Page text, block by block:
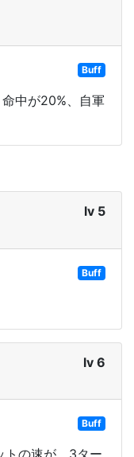
Buff
中が20%、自軍
lv 5
Buff
lv 6
Buff